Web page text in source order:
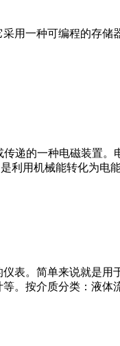
用一种可编程的存
递的一种电磁装置
利用机械能转化为电
表。简单来说就是
。按介质分类：液体